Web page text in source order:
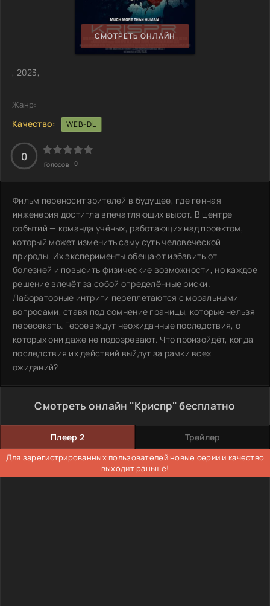
СМОТРЕТЬ ОНЛАЙН
, 2023,
Жанр:
Качество: WEB-DL
0
Голосов: 0
Фильм переносит зрителей в будущее, где генная
инженерия достигла впечатляющих высот. В центре
событий — команда учёных, работающих над проектом,
который может изменить саму суть человеческой
природы. Их эксперименты обещают избавить от
болезней и повысить физические возможности, но каждое
решение влечёт за собой определённые риски.
Лабораторные интриги переплетаются с моральными
вопросами, ставя под сомнение границы, которые нельзя
пересекать. Героев ждут неожиданные последствия, о
которых они даже не подозревают. Что произойдёт, когда
последствия их действий выйдут за рамки всех
ожиданий?
Смотреть онлайн "Криспр" бесплатно
Плеер 2 Трейлер
Для зарегистрированных пользователей новые серии и качество
выходит раньше!